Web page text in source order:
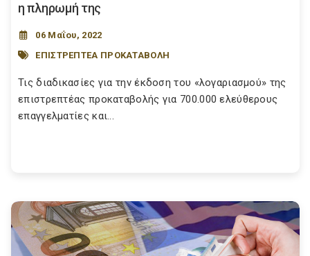
η πληρωμή της
06 Μαΐου, 2022
ΕΠΙΣΤΡΕΠΤΕΑ ΠΡΟΚΑΤΑΒΟΛΗ
Τις διαδικασίες για την έκδοση του «λογαριασμού» της
επιστρεπτέας προκαταβολής για 700.000 ελεύθερους
επαγγελματίες και...